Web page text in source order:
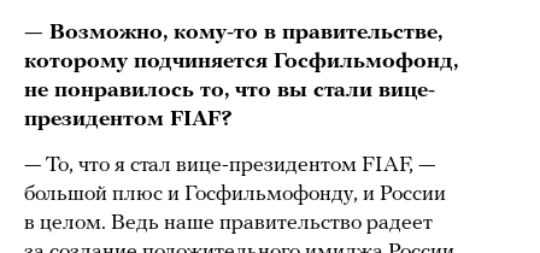
— Возможно, кому-то в правительстве,
которому подчиняется Госфильмофонд,
не понравилось то, что вы стали вице-
президентом FIAF?
— То, что я стал вице-президентом FIAF, —
большой плюс и Госфильмофонду, и России
в целом. Ведь наше правительство радеет